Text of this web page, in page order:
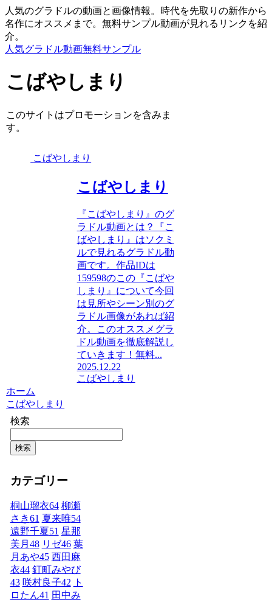
人気のグラドルの動画と画像情報。時代を先取りの新作から
名作にオススメまで。無料サンプル動画が見れるリンクを紹
介。
人気グラドル動画無料サンプル
こばやしまり
このサイトはプロモーションを含みま
す。
こばやしまり
こばやしまり
『こばやしまり』のグ
ラドル動画とは？『こ
ばやしまり』はソクミ
ルで見れるグラドル動
画です。作品IDは
159598のこの『こばや
しまり』について今回
は見所やシーン別のグ
ラドル画像があれば紹
介。このオススメグラ
ドル動画を徹底解説し
ていきます！無料...
2025.12.22
こばやしまり
ホーム
こばやしまり
検索
検索
カテゴリー
桐山瑠衣64 柳瀬
さき61 夏来唯54
遠野千夏 51 星那
美月 48 リゼ46 葉
月あや45 西田麻
衣44 釘町みやび
43 咲村良子42
ト
ロたん41 田中み